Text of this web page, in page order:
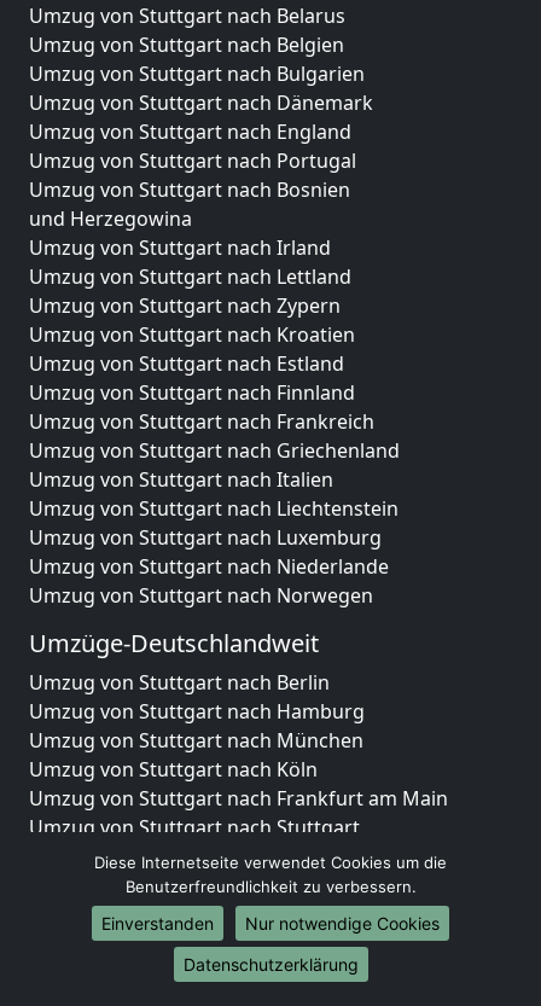
Umzug von Stuttgart nach Belarus
Umzug von Stuttgart nach Belgien
Umzug von Stuttgart nach Bulgarien
Umzug von Stuttgart nach Dänemark
Umzug von Stuttgart nach England
Umzug von Stuttgart nach Portugal
Umzug von Stuttgart nach Bosnien
und Herzegowina
Umzug von Stuttgart nach Irland
Umzug von Stuttgart nach Lettland
Umzug von Stuttgart nach Zypern
Umzug von Stuttgart nach Kroatien
Umzug von Stuttgart nach Estland
Umzug von Stuttgart nach Finnland
Umzug von Stuttgart nach Frankreich
Umzug von Stuttgart nach Griechenland
Umzug von Stuttgart nach Italien
Umzug von Stuttgart nach Liechtenstein
Umzug von Stuttgart nach Luxemburg
Umzug von Stuttgart nach Niederlande
Umzug von Stuttgart nach Norwegen
Umzüge-Deutschlandweit
Umzug von Stuttgart nach Berlin
Umzug von Stuttgart nach Hamburg
Umzug von Stuttgart nach München
Umzug von Stuttgart nach Köln
Umzug von Stuttgart nach Frankfurt am Main
Umzug von Stuttgart nach Stuttgart
Umzug von Stuttgart nach Düsseldorf
Umzug von Stuttgart nach Leipzig
Umzug von Stuttgart nach Dortmund
Umzug von Stuttgart nach Essen
Umzug von Stuttgart nach Bremen
Diese Internetseite verwendet Cookies um die
Benutzerfreundlichkeit zu verbessern.
Einverstanden
Nur notwendige Cookies
Datenschutzerklärung